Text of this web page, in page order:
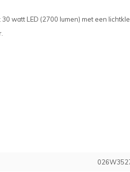
watt LED (2700 lumen) met een